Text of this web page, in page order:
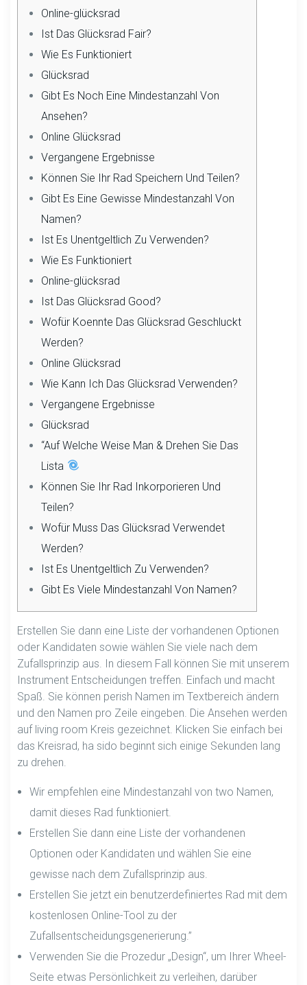
Online-glücksrad
Ist Das Glücksrad Fair?
Wie Es Funktioniert
Glücksrad
Gibt Es Noch Eine Mindestanzahl Von
Ansehen?
Online Glücksrad
Vergangene Ergebnisse
Können Sie Ihr Rad Speichern Und Teilen?
Gibt Es Eine Gewisse Mindestanzahl Von
Namen?
Ist Es Unentgeltlich Zu Verwenden?
Wie Es Funktioniert
Online-glücksrad
Ist Das Glücksrad Good?
Wofür Koennte Das Glücksrad Geschluckt
Werden?
Online Glücksrad
Wie Kann Ich Das Glücksrad Verwenden?
Vergangene Ergebnisse
Glücksrad
“Auf Welche Weise Man & Drehen Sie Das
Lista
Können Sie Ihr Rad Inkorporieren Und
Teilen?
Wofür Muss Das Glücksrad Verwendet
Werden?
Ist Es Unentgeltlich Zu Verwenden?
Gibt Es Viele Mindestanzahl Von Namen?
Erstellen Sie dann eine Liste der vorhandenen Optionen
oder Kandidaten sowie wählen Sie viele nach dem
Zufallsprinzip aus. In diesem Fall können Sie mit unserem
Instrument Entscheidungen treffen. Einfach und macht
Spaß. Sie können perish Namen im Textbereich ändern
und den Namen pro Zeile eingeben. Die Ansehen werden
auf living room Kreis gezeichnet. Klicken Sie einfach bei
das Kreisrad, ha sido beginnt sich einige Sekunden lang
zu drehen.
Wir empfehlen eine Mindestanzahl von two Namen,
damit dieses Rad funktioniert.
Erstellen Sie dann eine Liste der vorhandenen
Optionen oder Kandidaten und wählen Sie eine
gewisse nach dem Zufallsprinzip aus.
Erstellen Sie jetzt ein benutzerdefiniertes Rad mit dem
kostenlosen Online-Tool zu der
Zufallsentscheidungsgenerierung.”
Verwenden Sie die Prozedur „Design“, um Ihrer Wheel-
Seite etwas Persönlichkeit zu verleihen, darüber